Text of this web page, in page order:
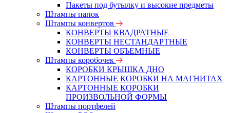
Пакеты под бутылку и высокие предметы
Штампы папок
Штампы конвертов
КОНВЕРТЫ КВАДРАТНЫЕ
КОНВЕРТЫ НЕСТАНДАРТНЫЕ
КОНВЕРТЫ ОБЪЕМНЫЕ
Штампы коробочек
КОРОБКИ КРЫШКА ДНО
КАРТОННЫЕ КОРОБКИ НА МАГНИТАХ
КАРТОННЫЕ КОРОБКИ
ПРОИЗВОЛЬНОЙ ФОРМЫ
Штампы портфелей